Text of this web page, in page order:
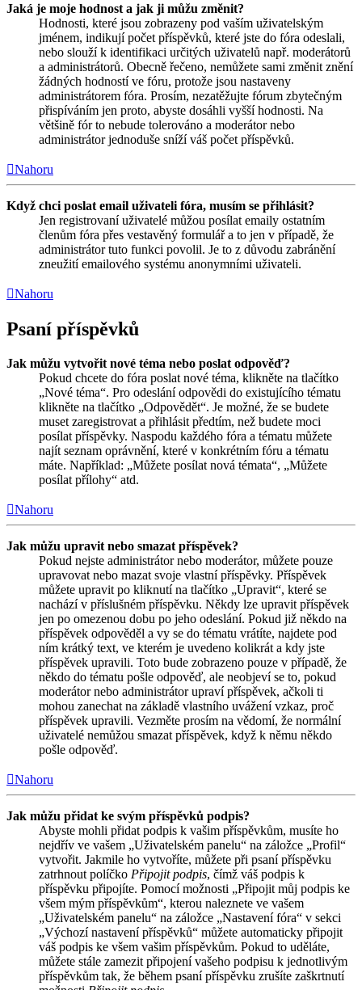
Jaká je moje hodnost a jak ji můžu změnit?
Hodnosti, které jsou zobrazeny pod vaším uživatelským
jménem, indikují počet příspěvků, které jste do fóra odeslali,
nebo slouží k identifikaci určitých uživatelů např. moderátorů
a administrátorů. Obecně řečeno, nemůžete sami změnit znění
žádných hodností ve fóru, protože jsou nastaveny
administrátorem fóra. Prosím, nezatěžujte fórum zbytečným
přispíváním jen proto, abyste dosáhli vyšší hodnosti. Na
většině fór to nebude tolerováno a moderátor nebo
administrátor jednoduše sníží váš počet příspěvků.
Nahoru
Když chci poslat email uživateli fóra, musím se přihlásit?
Jen registrovaní uživatelé můžou posílat emaily ostatním
členům fóra přes vestavěný formulář a to jen v případě, že
administrátor tuto funkci povolil. Je to z důvodu zabránění
zneužití emailového systému anonymními uživateli.
Nahoru
Psaní příspěvků
Jak můžu vytvořit nové téma nebo poslat odpověď?
Pokud chcete do fóra poslat nové téma, klikněte na tlačítko
„Nové téma“. Pro odeslání odpovědi do existujícího tématu
klikněte na tlačítko „Odpovědět“. Je možné, že se budete
muset zaregistrovat a přihlásit předtím, než budete moci
posílat příspěvky. Naspodu každého fóra a tématu můžete
najít seznam oprávnění, které v konkrétním fóru a tématu
máte. Například: „Můžete posílat nová témata“, „Můžete
posílat přílohy“ atd.
Nahoru
Jak můžu upravit nebo smazat příspěvek?
Pokud nejste administrátor nebo moderátor, můžete pouze
upravovat nebo mazat svoje vlastní příspěvky. Příspěvek
můžete upravit po kliknutí na tlačítko „Upravit“, které se
nachází v příslušném příspěvku. Někdy lze upravit příspěvek
jen po omezenou dobu po jeho odeslání. Pokud již někdo na
příspěvek odpověděl a vy se do tématu vrátíte, najdete pod
ním krátký text, ve kterém je uvedeno kolikrát a kdy jste
příspěvek upravili. Toto bude zobrazeno pouze v případě, že
někdo do tématu pošle odpověď, ale neobjeví se to, pokud
moderátor nebo administrátor upraví příspěvek, ačkoli ti
mohou zanechat na základě vlastního uvážení vzkaz, proč
příspěvek upravili. Vezměte prosím na vědomí, že normální
uživatelé nemůžou smazat příspěvek, když k němu někdo
pošle odpověď.
Nahoru
Jak můžu přidat ke svým příspěvků podpis?
Abyste mohli přidat podpis k vašim příspěvkům, musíte ho
nejdřív ve vašem „Uživatelském panelu“ na záložce „Profil“
vytvořit. Jakmile ho vytvoříte, můžete při psaní příspěvku
zatrhnout políčko Připojit podpis, čímž váš podpis k
příspěvku připojíte. Pomocí možnosti „Připojit můj podpis ke
všem mým příspěvkům“, kterou naleznete ve vašem
„Uživatelském panelu“ na záložce „Nastavení fóra“ v sekci
„Výchozí nastavení příspěvků“ můžete automaticky připojit
váš podpis ke všem vašim příspěvkům. Pokud to uděláte,
můžete stále zamezit připojení vašeho podpisu k jednotlivým
příspěvkům tak, že během psaní příspěvku zrušíte zaškrtnutí